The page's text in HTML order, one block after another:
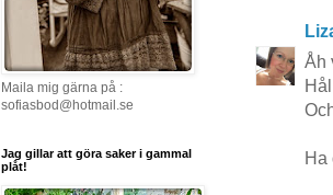
Åh
Ha
Maila mig gärna på :
sofiasbod@hotmail.se
Jag gillar att göra saker i gammal
plåt!